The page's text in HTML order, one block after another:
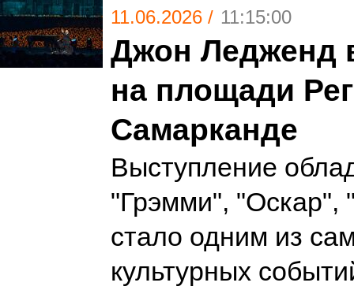
11.06.2026 / 11:15:00
Джон Ледженд
на площади
Самарканде
Выступление
"Грэмми", "Оскар",
стало одним из
культурных